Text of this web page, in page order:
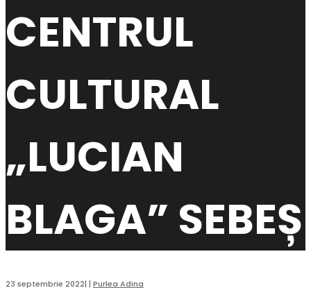
CENTRUL
CULTURAL
„LUCIAN
BLAGA” SEBEȘ
23 septembrie 2022| | Purlea Adina